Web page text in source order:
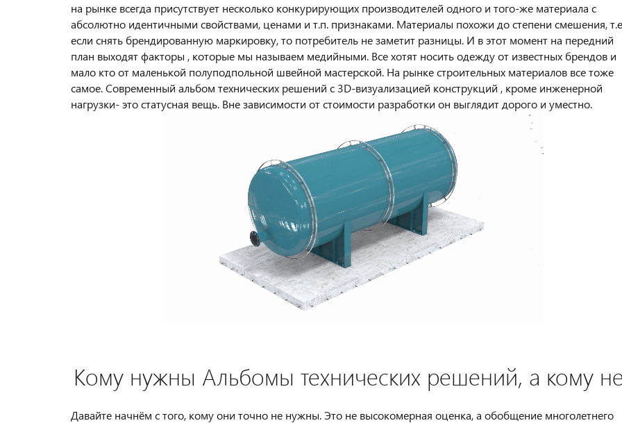
на рынке всегда присутствует несколько конкурирующих производителей одного и того-же материала с
абсолютно идентичными свойствами, ценами и т.п. признаками. Материалы похожи до степени смешения, т.е
если снять брендированную маркировку, то потребитель не заметит разницы. И в этот момент на передний
план выходят факторы , которые мы называем медийными. Все хотят носить одежду от известных брендов и
мало кто от маленькой полуподпольной швейной мастерской. На рынке строительных материалов все тоже
самое. Современный альбом технических решений с 3D-визуализацией конструкций , кроме инженерной
нагрузки- это статусная вещь. Вне зависимости от стоимости разработки он выглядит дорого и уместно.
Кому нужны Альбомы технических решений, а кому
Давайте начнём с того, кому они точно не нужны. Это не высокомерная оценка, а обобщение многолетнего